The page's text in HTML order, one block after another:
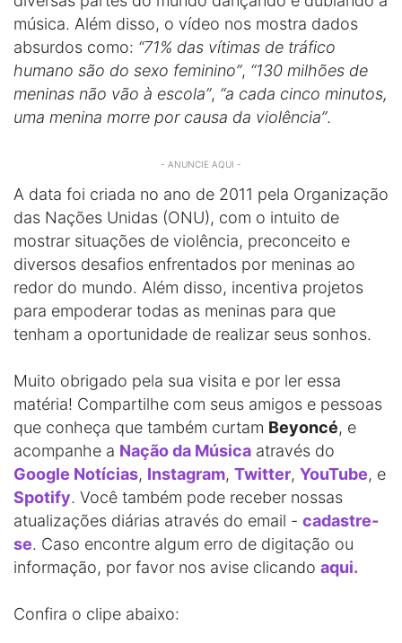
música. Além disso, o vídeo nos mostra dados
absurdos como: “71% das vítimas de tráfico
humano são do sexo feminino”, “130 milhões de
meninas não vão à escola”, “a cada cinco minutos,
uma menina morre por causa da violência”.
- ANUNCIE AQUI -
A data foi criada no ano de 2011 pela Organização
das Nações Unidas (ONU), com o intuito de
mostrar situações de violência, preconceito e
diversos desafios enfrentados por meninas ao
redor do mundo. Além disso, incentiva projetos
para empoderar todas as meninas para que
tenham a oportunidade de realizar seus sonhos.
Muito obrigado pela sua visita e por ler essa
matéria! Compartilhe com seus amigos e pessoas
que conheça que também curtam Beyoncé, e
acompanhe a Nação da Música através do
Google Notícias, Instagram, Twitter, YouTube, e
Spotify. Você também pode receber nossas
atualizações diárias através do email - cadastre-
se. Caso encontre algum erro de digitação ou
informação, por favor nos avise clicando aqui.
Confira o clipe abaixo: